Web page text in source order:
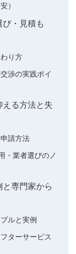
）
・見積も
り方
渉の実践ポイ
る方法と失
請方法
・業者選びのノ
専門家から
ルと実例
ターサービス